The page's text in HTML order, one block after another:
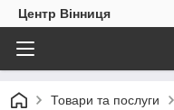
Центр Вінниця
Товари та послуги